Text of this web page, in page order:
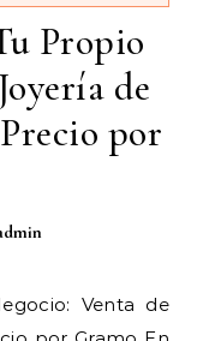
Propio
de
por